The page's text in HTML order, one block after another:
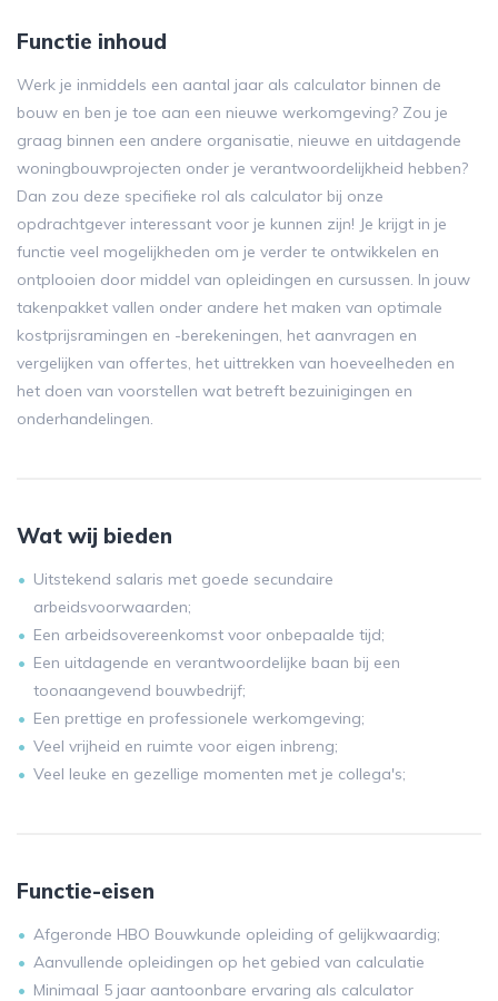
Functie inhoud
Werk je inmiddels een aantal jaar als calculator binnen de
bouw en ben je toe aan een nieuwe werkomgeving? Zou je
graag binnen een andere organisatie, nieuwe en uitdagende
woningbouwprojecten onder je verantwoordelijkheid hebben?
Dan zou deze specifieke rol als calculator bij onze
opdrachtgever interessant voor je kunnen zijn! Je krijgt in je
functie veel mogelijkheden om je verder te ontwikkelen en
ontplooien door middel van opleidingen en cursussen. In jouw
takenpakket vallen onder andere het maken van optimale
kostprijsramingen en -berekeningen, het aanvragen en
vergelijken van offertes, het uittrekken van hoeveelheden en
het doen van voorstellen wat betreft bezuinigingen en
onderhandelingen.
Wat wij bieden
Uitstekend salaris met goede secundaire
arbeidsvoorwaarden;
Een arbeidsovereenkomst voor onbepaalde tijd;
Een uitdagende en verantwoordelijke baan bij een
toonaangevend bouwbedrijf;
Een prettige en professionele werkomgeving;
Veel vrijheid en ruimte voor eigen inbreng;
Veel leuke en gezellige momenten met je collega's;
Functie-eisen
Afgeronde HBO Bouwkunde opleiding of gelijkwaardig;
Aanvullende opleidingen op het gebied van calculatie
Minimaal 5 jaar aantoonbare ervaring als calculator